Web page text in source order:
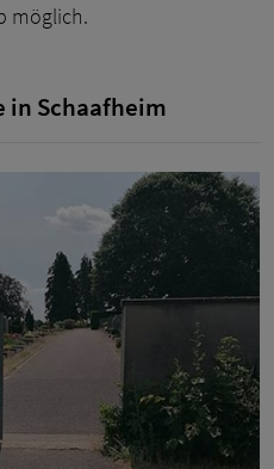
möglich.
in Schaafheim